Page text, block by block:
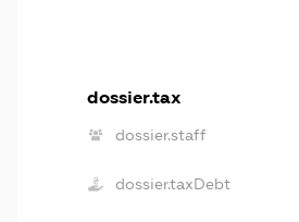
dossier.tax
dossier.staff
dossier.taxDebt